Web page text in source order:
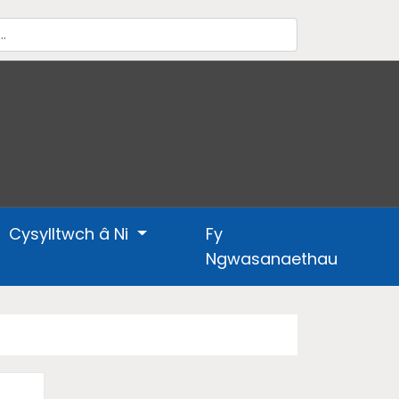
Cysylltwch â Ni
Fy
Ngwasanaethau